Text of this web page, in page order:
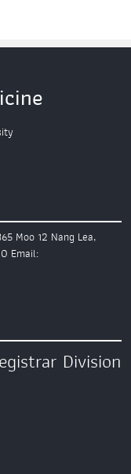
Moo 12 Nang Lea,
Email:
Division